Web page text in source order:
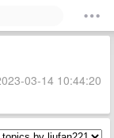
03-14 10:44:20